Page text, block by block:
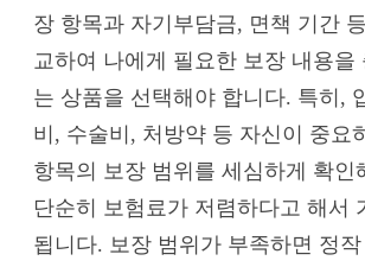
장 항목과 자기부담금, 면책 기간
교하여 나에게 필요한 보장 내용을
는 상품을 선택해야 합니다. 특히,
비, 수술비, 처방약 등 자신이 중요
항목의 보장 범위를 세심하게 확인
단순히 보험료가 저렴하다고 해서
됩니다. 보장 범위가 부족하면 정